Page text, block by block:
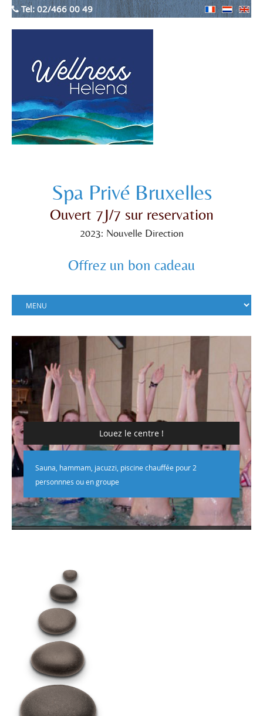
Tel: 02/466 00 49
Spa Privé Bruxelles
Ouvert 7J/7 sur reservation
2023: Nouvelle Direction
Offrez un bon cadeau
Louez le centre !
Sauna, hammam, jacuzzi, piscine chauffée pour 2
personnnes ou en groupe